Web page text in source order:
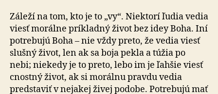
Záleží na tom, kto je to „vy“. Niektorí ľudia vedia
viesť morálne príkladný život bez idey Boha. Iní
potrebujú Boha – nie vždy preto, že vedia viesť
slušný život, len ak sa boja pekla a túžia po
nebi; niekedy je to preto, lebo im je ľahšie viesť
cnostný život, ak si morálnu pravdu vedia
predstaviť v nejakej živej podobe. Potrebujú mať